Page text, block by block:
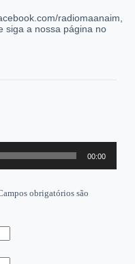
radiomaanaim,
siga a nossa página no
00:00
obrigatórios são